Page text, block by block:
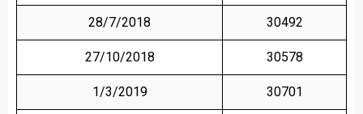
28/7/2018 30492
27/10/2018 30578
1/3/2019 30701